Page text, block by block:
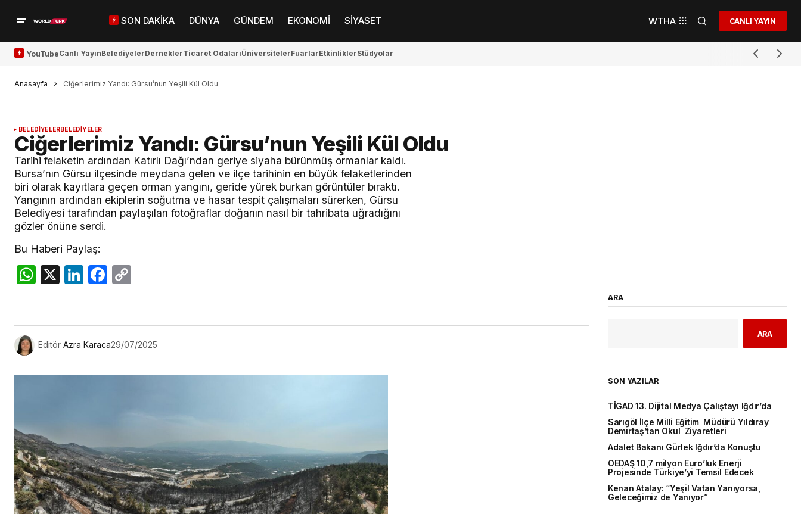
SON DAKİKA DÜNYA GÜNDEM EKONOMİ SİYASET WTHA CANLI YAYIN
YouTubeCanlı YayınBelediyelerDerneklerTicaret OdalarıÜniversitelerFuarlarEtkinliklerStüdyolar
Anasayfa Ciğerlerimiz Yandı: Gürsu’nun Yeşili Kül Oldu
BELEDİYELERBELEDİYELER
Ciğerlerimiz Yandı: Gürsu’nun Yeşili Kül Oldu
Tarihi felaketin ardından Katırlı Dağı’ndan geriye siyaha bürünmüş ormanlar kaldı.
Bursa’nın Gürsu ilçesinde meydana gelen ve ilçe tarihinin en büyük felaketlerinden
biri olarak kayıtlara geçen orman yangını, geride yürek burkan görüntüler bıraktı.
Yangının ardından ekiplerin soğutma ve hasar tespit çalışmaları sürerken, Gürsu
Belediyesi tarafından paylaşılan fotoğraflar doğanın nasıl bir tahribata uğradığını
gözler önüne serdi.
Bu Haberi Paylaş:
WhatsApp
X LinkedIn
Facebook
Editör Azra Karaca29/07/2025
ARA
ARA
SON YAZILAR
TİGAD 13. Dijital Medya Çalıştayı Iğdır’da
Sarıgöl İlçe Milli Eğitim Müdürü Yıldıray
Demirtaş’tan Okul Ziyaretleri
Adalet Bakanı Gürlek Iğdır’da Konuştu
OEDAŞ 10,7 milyon Euro’luk Enerji
Projesinde Türkiye’yi Temsil Edecek
Kenan Atalay: “Yeşil Vatan Yanıyorsa,
Geleceğimiz de Yanıyor”